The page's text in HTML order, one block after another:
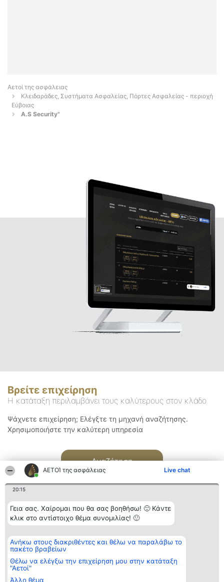
ΑΕΤΟΊ της ασφάλειας Live chat
20:15
Γεια σας. Χαίρομαι που θα σας βοηθήσω! 🙂 Κάντε
κλικ στο αντίστοιχο θέμα συνομιλίας! 🙂
Ανήκω στους διακριθέντες και θέλω να παραλάβω το
πακέτο βραβείων
Θέλω να ελέγξω την επιχείρηση μου στην κατάταξη
"Αετοί"
Άλλο θέμα
Αετοί της ασφάλειας
Κλειδαράδες, Συστήματα Ασφαλείας, Πόρτες Ασφαλείας - περιοχή
Εύβοιας
A.S Security"
Βρείτε επιχείρηση
Η κατάταξη περιλαμβάνει τους καλύτερους στον κλάδο
Ψάχνετε επιχείρηση; Ελέγξτε τη μηχανή αναζήτησης.
Χρησιμοποιήστε την καλύτερη υπηρεσία
Αναζήτηση
Διοργανωτής της
κατάταξης
BEAUTIFUL COMPANY
ΤΗΛ. ΕΠΙΚΟΙΝΩΝΙΑΣ:
2104128019
email:
Κατάταξη
Διακριθέντες
των
διακριθέντων
Επικοινωνία
Επικοινωνία